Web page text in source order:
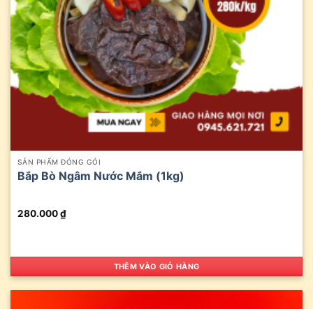
SẢN PHẨM ĐÓNG GÓI
Bắp Bò Ngâm Nước Mắm (1kg)
280.000₫
THÊM VÀO GIỎ HÀNG